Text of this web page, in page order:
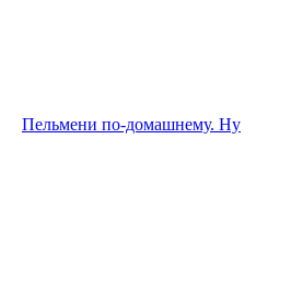
Пельмени по-домашнему. Ну